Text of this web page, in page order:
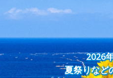
2026
夏祭りなど